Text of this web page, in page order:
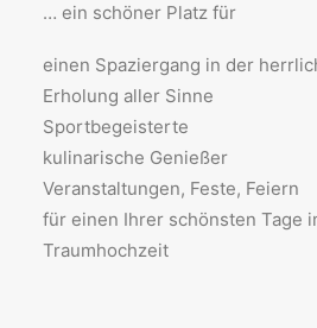
… ein schöner Platz für
​einen Spaziergang in der
Erholung aller Sinne
Sportbegeisterte
kulinarische Genießer
Veranstaltungen, Feste, Feiern
für einen Ihrer schönsten Tage
Traumhochzeit